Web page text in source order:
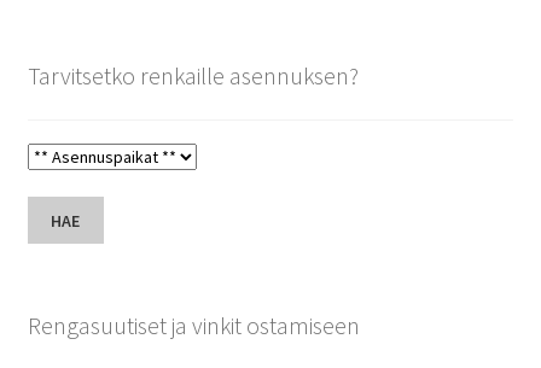
Tarvitsetko renkaille asennuksen?
HAE
Rengasuutiset ja vinkit ostamiseen